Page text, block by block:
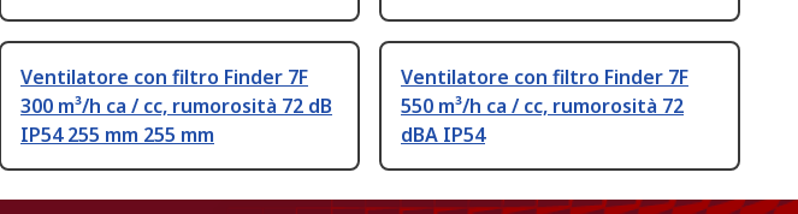
Ventilatore con filtro Finder 7F
300 m³/h ca / cc, rumorosità 72 dB
IP54 255 mm 255 mm
Ventilatore con filtro Finder 7F
550 m³/h ca / cc, rumorosità 72
dBA IP54